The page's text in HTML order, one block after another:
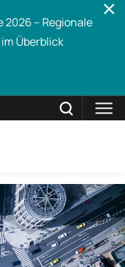
2026 – Regionale
Überblick